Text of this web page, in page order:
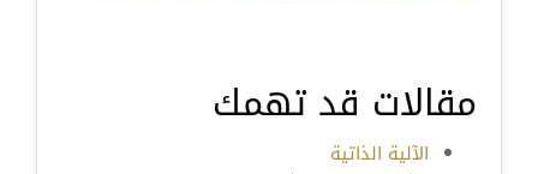
مقالات قد تهمك
الآلية الذاتية